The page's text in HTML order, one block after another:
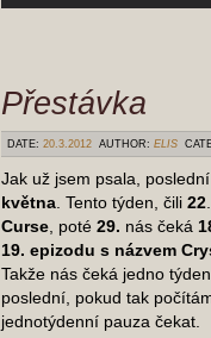
Přestávka
DATE: 20.3.2012 AUTHOR: ELIS
Jak už jsem psala,
května . Tento týden, čili 22
Curse , poté 29. nás čeká
19. epizodu s názvem
Takže nás čeká jedno
poslední, pokud tak
jednotýdenní pauza čekat.